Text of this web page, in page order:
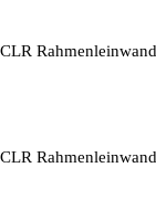
CLR
CLR